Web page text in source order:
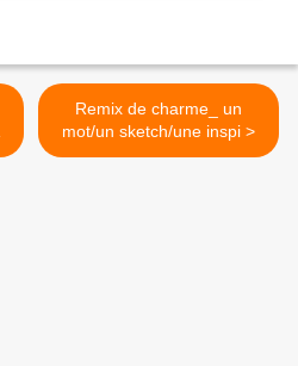
Remix de charme_ un
mot/un sketch/une inspi >